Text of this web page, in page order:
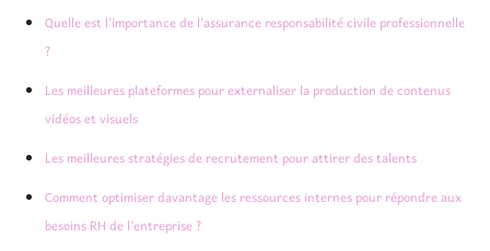
Quelle est l’importance de l’assurance responsabilité civile professionnelle
?
Les meilleures plateformes pour externaliser la production de contenus
vidéos et visuels
Les meilleures stratégies de recrutement pour attirer des talents
Comment optimiser davantage les ressources internes pour répondre aux
besoins RH de l’entreprise ?